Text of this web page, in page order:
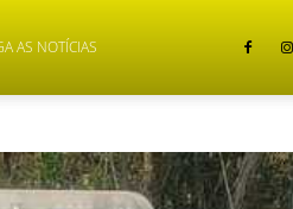
AS NOTÍCIAS